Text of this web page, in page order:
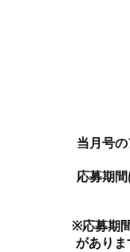
当月号
応募期
※応募期
があり